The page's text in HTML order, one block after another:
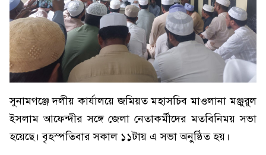
সুনামগঞ্জে দলীয় কার্যালয়ে জমিয়ত মহাসচিব মাওলানা মঞ্জুরুল
ইসলাম আফেন্দীর সঙ্গে জেলা নেতাকর্মীদের মতবিনিময় সভা
হয়েছে। বৃহস্পতিবার সকাল ১১টায় এ সভা অনুষ্ঠিত হয়।